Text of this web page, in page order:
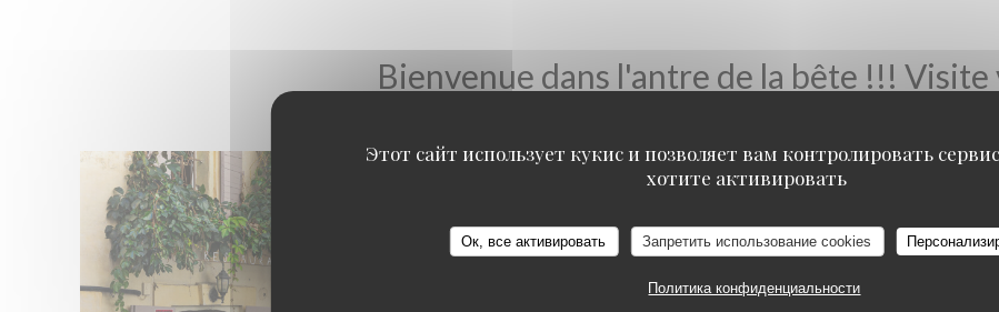
Этот сайт использует кукис и позволяет вам контролировать
хотите активировать
Ок, все активировать Запретить использование cookies
Политика конфиденциальности
Bienvenue dans l'antre de la bête !!!